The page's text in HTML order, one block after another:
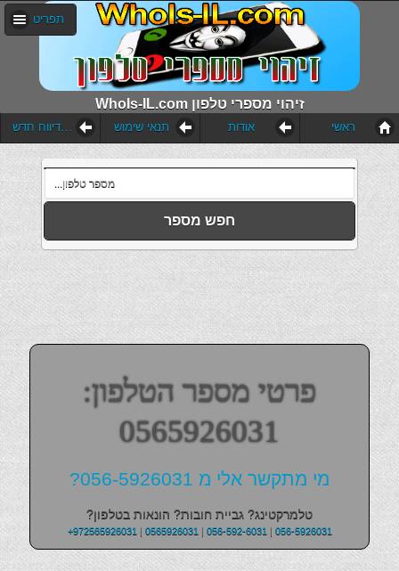
WhoIs-IL.com זיהוי מספרי טלפון
תפריט
הוסף דיווח חדש תנאי שימוש אודות ראשי
חפש מספר
פרטי מספר הטלפון:
0565926031
מי מתקשר אלי מ 056-5926031?
טלמרקטינג? גביית חובות? הונאות בטלפון?
+972565926031| 0565926031| 056-592-6031| 056-5926031